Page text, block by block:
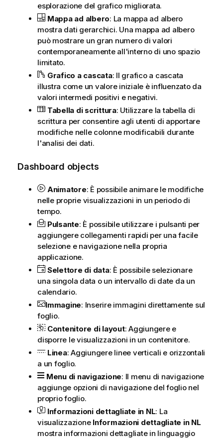
esplorazione del grafico migliorata.
Mappa ad albero: La mappa ad albero
mostra dati gerarchici. Una mappa ad albero
può mostrare un gran numero di valori
contemporaneamente all'interno di uno spazio
limitato.
Grafico a cascata: Il grafico a cascata
illustra come un valore iniziale è influenzato da
valori intermedi positivi e negativi.
Tabella di scrittura: Utilizzare la tabella di
scrittura per consentire agli utenti di apportare
modifiche nelle colonne modificabili durante
l'analisi dei dati.
Dashboard objects
Animatore: È possibile animare le modifiche
nelle proprie visualizzazioni in un periodo di
tempo.
Pulsante: È possibile utilizzare i pulsanti per
aggiungere collegamenti rapidi per una facile
selezione e navigazione nella propria
applicazione.
Selettore di data: È possibile selezionare
una singola data o un intervallo di date da un
calendario.
Immagine: Inserire immagini direttamente sul
foglio.
Contenitore di layout: Aggiungere e
disporre le visualizzazioni in un contenitore.
Linea: Aggiungere linee verticali e orizzontali
a un foglio.
Menu di navigazione: Il menu di navigazione
aggiunge opzioni di navigazione del foglio nel
proprio foglio.
Informazioni dettagliate in NL: La
visualizzazione Informazioni dettagliate in NL
mostra informazioni dettagliate in linguaggio